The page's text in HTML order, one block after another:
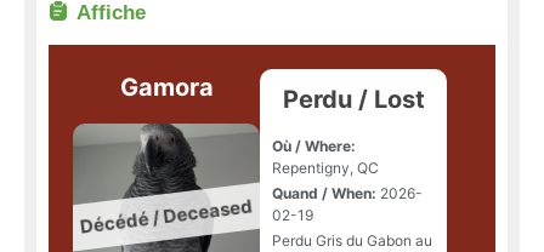
Affiche
Gamora Perdu / Lost
Où / Where:
Repentigny, QC
Quand / When: 2026-
02-19
Perdu Gris du Gabon au